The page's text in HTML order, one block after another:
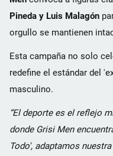
Pineda y Luis Malagón
orgullo se mantienen
Esta campaña no solo
redefine el estándar del
masculino.
“El deporte es el reflejo
donde Grisi Men
Todo', adaptamos